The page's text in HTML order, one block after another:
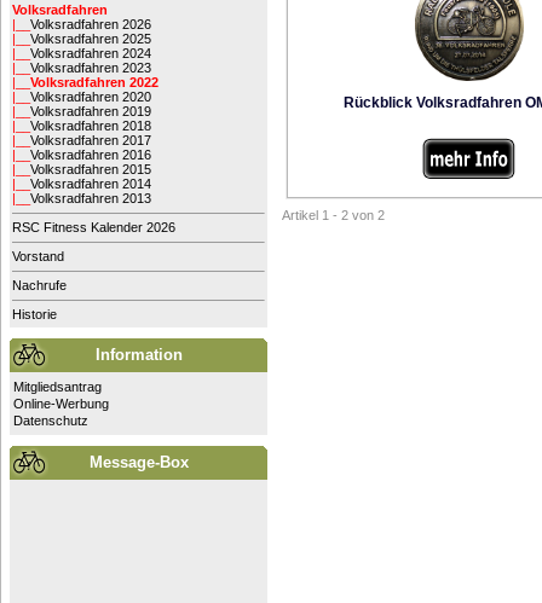
Volksradfahren
|__ Volksradfahren 2026
|__ Volksradfahren 2025
|__ Volksradfahren 2024
|__ Volksradfahren 2023
|__ Volksradfahren 2022
|__ Volksradfahren 2020
|__ Volksradfahren 2019
|__ Volksradfahren 2018
|__ Volksradfahren 2017
|__ Volksradfahren 2016
|__ Volksradfahren 2015
|__ Volksradfahren 2014
|__ Volksradfahren 2013
RSC Fitness Kalender 2026
Vorstand
Nachrufe
Historie
Information
Mitgliedsantrag
Online-Werbung
Datenschutz
Message-Box
Rückblick Volksradfahren
Artikel 1 - 2 von 2